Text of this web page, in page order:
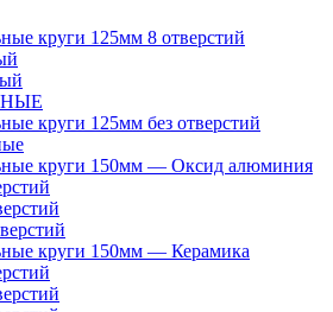
круги 125мм 8 отверстий
круги 125мм без отверстий
круги 150мм — Оксид алюминия
круги 150мм — Керамика